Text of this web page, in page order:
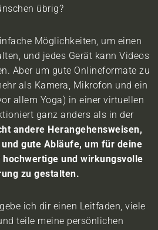
übrig?
Möglichkeiten, um einen
und jedes Gerät kann Videos
Aber um gute Onlineformate zu
als Kamera, Mikrofon und ein
allem Yoga) in einer virtuellen
ganz anders als in der
andere Herangehensweisen,
gute Abläufe, um für deine
und wirkungsvolle
zu gestalten.
ich dir einen Leitfaden, viele
teile meine persönlichen